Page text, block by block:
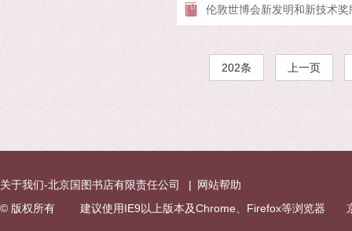
伦敦世博会新发明和新技术奖
202条 上一页
关于我们-北京国图书店有限责任公司 | 网站帮助
© 版权所有 建议使用IE9以上版本及Chrome、Firefox等浏览器